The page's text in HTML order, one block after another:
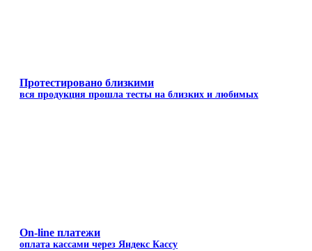
Протестировано близкими
вся продукция прошла тесты на близких и любимых
On-line платежи
оплата кассами через Яндекс Кассу